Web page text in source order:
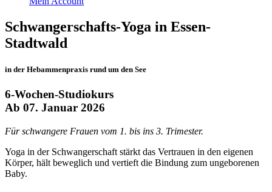
Schwangerschafts-Yoga in Essen-
Stadtwald
in der Hebammenpraxis rund um den See
6-Wochen-Studiokurs
Ab 07. Januar 2026
Für schwangere Frauen vom 1. bis ins 3. Trimester.
Yoga in der Schwangerschaft stärkt das Vertrauen in den eigenen
Körper, hält beweglich und vertieft die Bindung zum ungeborenen
Baby.